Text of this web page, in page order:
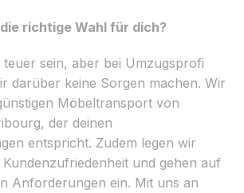
richtige Wahl für dich?
sein, aber bei Umzugsprofi
darüber keine Sorgen machen. Wir
Möbeltransport von
der deinen
entspricht. Zudem legen wir
und gehen auf
Anforderungen ein. Mit uns an